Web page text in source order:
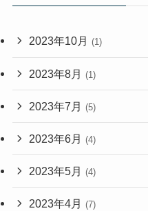
2023年10月 (1)
2023年8月 (1)
2023年7月 (5)
2023年6月 (4)
2023年5月 (4)
2023年4月 (7)